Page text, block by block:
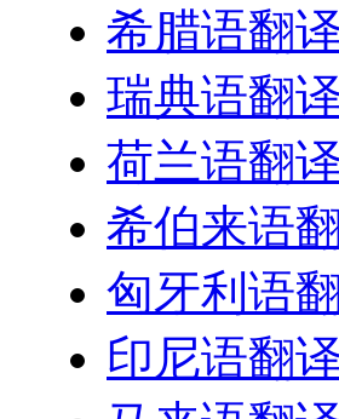
希腊语翻译
瑞典语翻译
荷兰语翻译
希伯来语
匈牙利语
印尼语翻译